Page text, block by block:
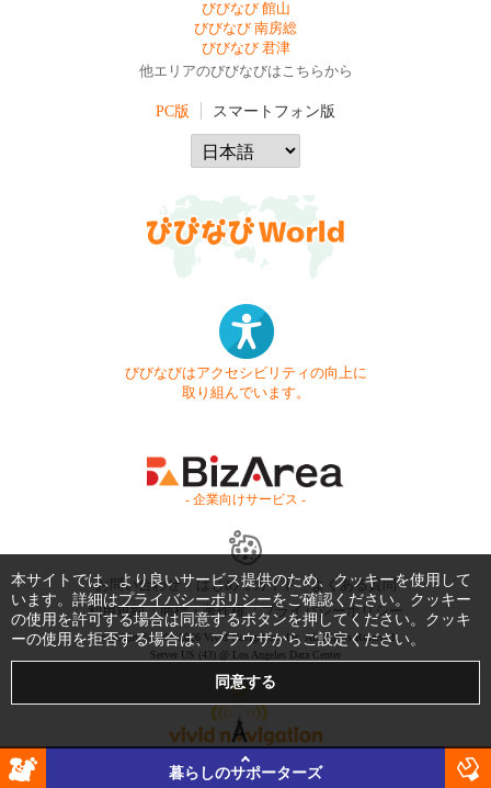
びびなび 館山
びびなび 南房総
びびなび 君津
他エリアのびびなびはこちらから
PC版 スマートフォン版
びびなびはアクセシビリティの向上に
取り組んでいます。
- 企業向けサービス -
お問い合わせ はじめてガイド
よくある質問
利用規約
商標・著作権 プライバシーポリシー
Copyright © 1999-2026 Vivid Navigation, Inc. All Rights Reserved.
Server US (43) @ Los Angeles Data Center
暮らしのサポーターズ
本サイトでは、より良いサービス提供のため、クッキーを使用して
います。詳細はプライバシーポリシーをご確認ください。クッキー
の使用を許可する場合は同意するボタンを押してください。クッキ
ーの使用を拒否する場合は、ブラウザからご設定ください。